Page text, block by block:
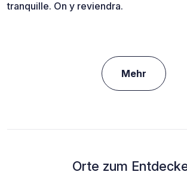
tranquille. On y reviendra.
Mehr
Orte zum